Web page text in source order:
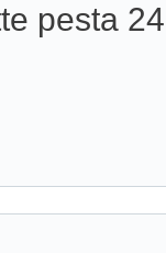
pesta